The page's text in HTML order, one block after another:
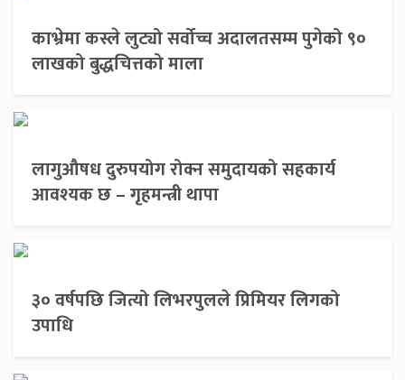
काभ्रेमा कस्ले लुट्यो सर्वोच्च अदालतसम्म पुगेको ९०
लाखको बुद्धचित्तको माला
लागुऔषध दुरुपयोग रोक्न समुदायको सहकार्य
आवश्यक छ – गृहमन्त्री थापा
३० वर्षपछि जित्यो लिभरपुलले प्रिमियर लिगको
उपाधि